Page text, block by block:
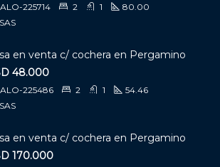
ALO-225714 2 1
80.00
en venta c/ cochera en Pergamino
48.000
ALO-225486 2 1
54.46
en venta c/ cochera en Pergamino
170.000